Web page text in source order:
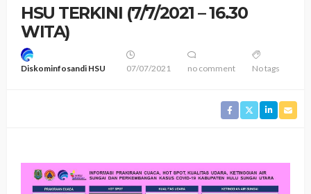
HSU TERKINI (7/7/2021 – 16.30
WITA)
Diskominfosandi HSU 07/07/2021 no comment No tags